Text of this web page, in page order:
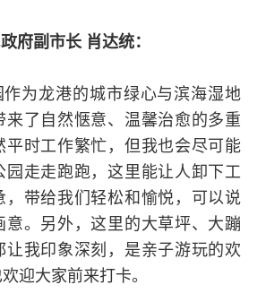
府副市长 肖达统：
作为龙港的城市绿心与滨海湿地
来了自然惬意、温馨治愈的多重
平时工作繁忙，但我也会尽可能
园走走跑跑，这里能让人卸下工
，带给我们轻松和愉悦，可以说
意。另外，这里的大草坪、大蹦
让我印象深刻，是亲子游玩的欢
迎大家前来打卡。